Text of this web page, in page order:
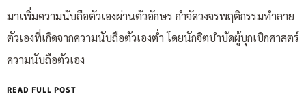
มาเพิ่มความนับถือตัวเองผ่านตัวอักษร กำจัดวงจรพฤติกรรมทำลาย
ตัวเองที่เกิดจากความนับถือตัวเองต่ำ โดยนักจิตบำบัดผู้บุกเบิกศาสตร์
ความนับถือตัวเอง
READ FULL POST